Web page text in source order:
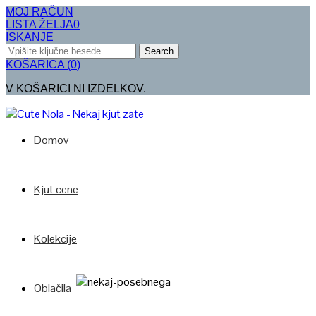
MOJ RAČUN
LISTA ŽELJA0
ISKANJE
Search
KOŠARICA (0)
V KOŠARICI NI IZDELKOV.
Domov
Kjut cene
Kolekcije
Oblačila